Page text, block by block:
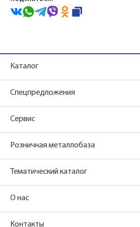
Каталог
Спецпредложения
Сервис
Розничная металлобаза
Тематический каталог
О нас
Контакты